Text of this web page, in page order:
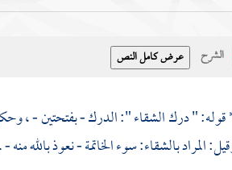
الشرح
" درك الشقاء ": الدرك - بفتحتين - ،
المراد بالشقاء: سوء الخاتمة - نعوذ بالله منه - .